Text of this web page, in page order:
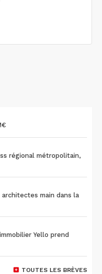
régional métropolitain,
main dans la
Yello prend
TOUTES LES BRÈVES